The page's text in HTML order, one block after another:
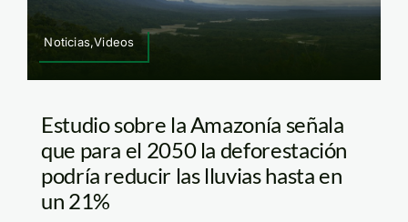
Noticias,Videos
Estudio sobre la Amazonía señala
que para el 2050 la deforestación
podría reducir las lluvias hasta en
un 21%